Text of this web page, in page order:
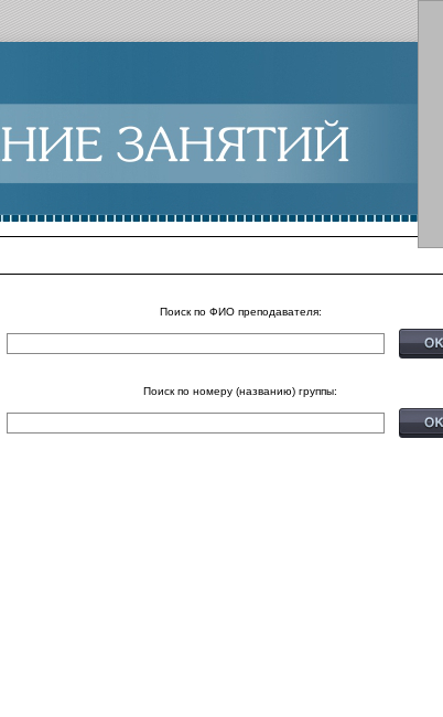
Поиск по ФИО преподавателя:
Поиск по номеру (названию) группы: